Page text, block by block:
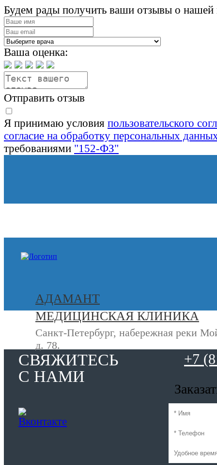
Будем рады получить ваши отзывы о нашей
Ваша оценка:
Отправить отзыв
Я принимаю условия пользовательского
согласие на обработку персональных
требованиями "152-ФЗ"
АДАМАНТ
МЕДИЦИНСКАЯ КЛИНИКА
Санкт-Петербург, набережная реки
д. 78.
СВЯЖИТЕСЬ
С НАМИ
+7